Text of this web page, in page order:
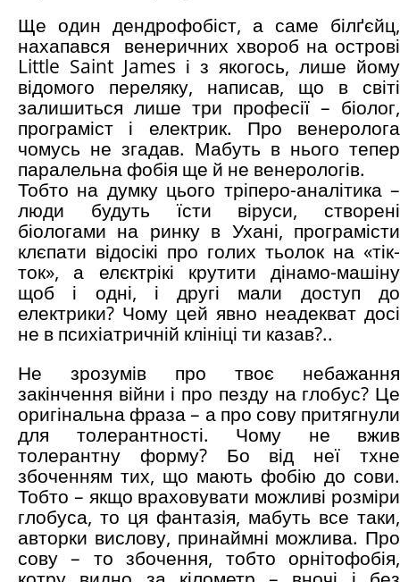
Ще один дендрофобіст, а саме білґєйц,
нахапався венеричних хвороб на острові
Little Saint James і з якогось, лише йому
відомого переляку, написав, що в світі
залишиться лише три професії – біолог,
програміст і електрик. Про венеролога
чомусь не згадав. Мабуть в нього тепер
паралельна фобія ще й не венерологів.
Тобто на думку цього тріперо-аналітика –
люди будуть їсти віруси, створені
біологами на ринку в Ухані, програмісти
клєпати відосікі про голих тьолок на «тік-
ток», а елєктрікі крутити дінамо-машіну
щоб і одні, і другі мали доступ до
електрики? Чому цей явно неадекват досі
не в психіатричній клініці ти казав?..
Не зрозумів про твоє небажання
закінчення війни і про пезду на глобус? Це
оригінальна фраза – а про сову притягнули
для толерантності. Чому не вжив
толерантну форму? Бо від неї тхне
збоченням тих, що мають фобію до сови.
Тобто – якщо враховувати можливі розміри
глобуса, то ця фантазія, мабуть все таки,
авторки вислову, принаймні можлива. Про
сову – то збочення, тобто орнітофобія,